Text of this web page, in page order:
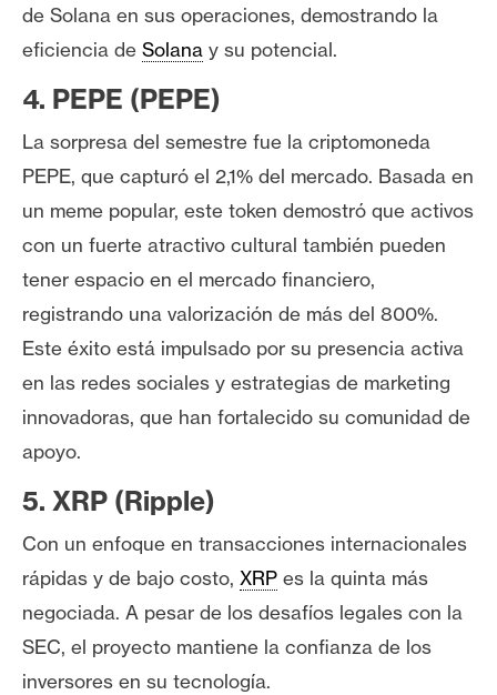
de Solana en sus operaciones, demostrando la
eficiencia de Solana y su potencial.
4. PEPE (PEPE)
La sorpresa del semestre fue la criptomoneda
PEPE, que capturó el 2,1% del mercado. Basada en
un meme popular, este token demostró que activos
con un fuerte atractivo cultural también pueden
tener espacio en el mercado financiero,
registrando una valorización de más del 800%.
Este éxito está impulsado por su presencia activa
en las redes sociales y estrategias de marketing
innovadoras, que han fortalecido su comunidad de
apoyo.
5. XRP (Ripple)
Con un enfoque en transacciones internacionales
rápidas y de bajo costo, XRP es la quinta más
negociada. A pesar de los desafíos legales con la
SEC, el proyecto mantiene la confianza de los
inversores en su tecnología.